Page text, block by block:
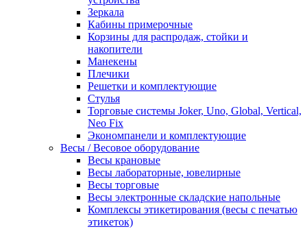
Зеркала
Кабины примерочные
Корзины для распродаж, стойки и
накопители
Манекены
Плечики
Решетки и комплектующие
Стулья
Торговые системы Joker, Uno, Global, Vertical,
Neo Fix
Экономпанели и комплектующие
Весы / Весовое оборудование
Весы крановые
Весы лабораторные, ювелирные
Весы торговые
Весы электронные складские напольные
Комплексы этикетирования (весы с печатью
этикеток)